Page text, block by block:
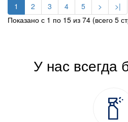
1 2 3 4 5 >
>|
Показано с 1 по 15 из 74 (всего 5
У нас всегда